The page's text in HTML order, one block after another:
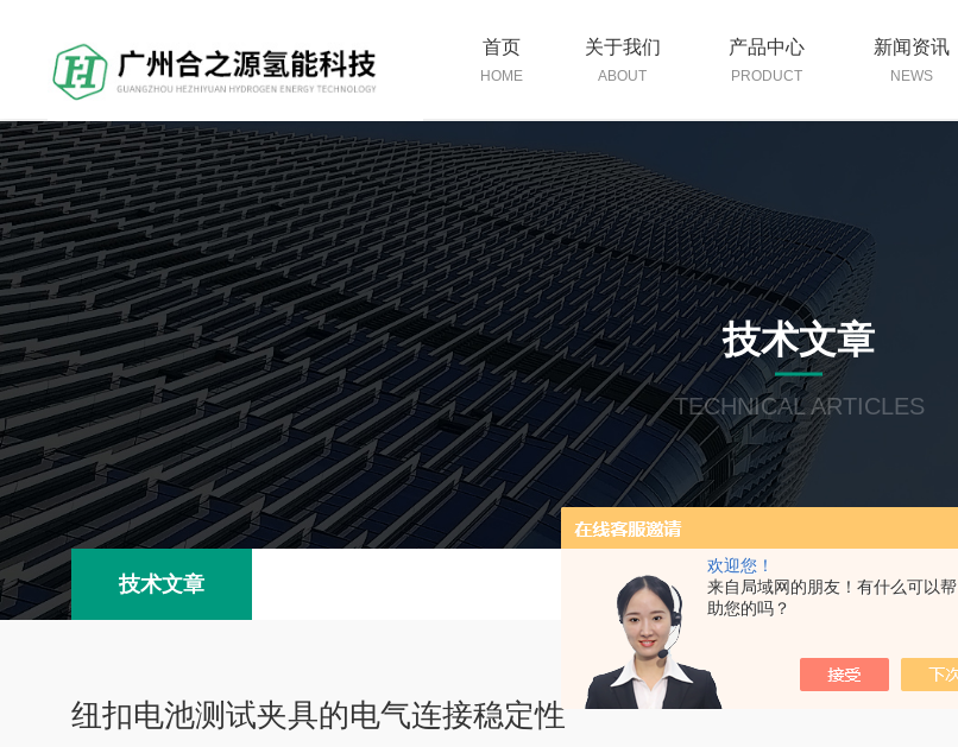
欢迎您！
来自局域网的朋友！有什么可以帮
助您的吗？
首页
HOME
关于我们
ABOUT
产品中心
PRODUCT
新闻资讯
NEWS
技术文章
TECHNICAL ARTICLES
技术文章
纽扣电池测试夹具的电气连接稳定性